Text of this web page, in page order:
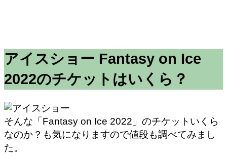
アイスショー Fantasy on Ice
2022のチケットはいくら？
そんな「Fantasy on Ice 2022」のチケットいくら
なのか？も気になりますので値段も調べてみまし
た。